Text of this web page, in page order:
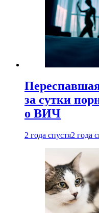
за сутки
о ВИЧ
2 года спустя2 года